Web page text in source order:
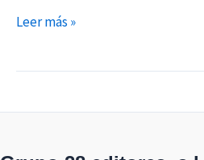
Leer más »